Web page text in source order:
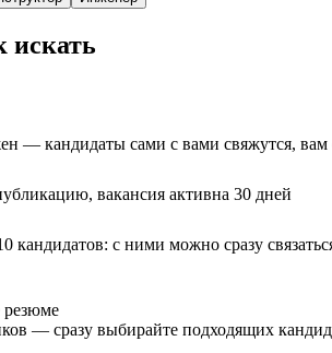
искать
— кандидаты сами с вами свяжутся, вам
вакансия активна 30 дней
кандидатов: с ними можно сразу
резюме
— сразу выбирайте подходящих